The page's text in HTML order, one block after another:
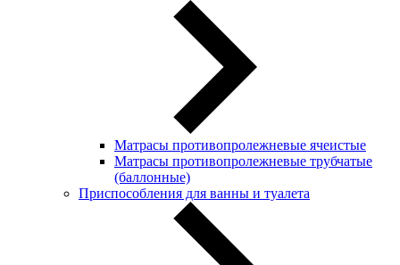
Матрасы противопролежневые ячеистые
Матрасы противопролежневые трубчатые
(баллонные)
Приспособления для ванны и туалета